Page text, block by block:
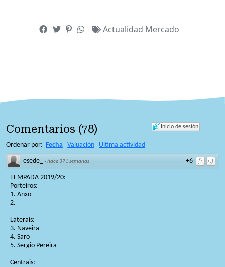
Actualidad Mercado
Inicio de sesión
Comentarios (78)
Ordenar por: Fecha Valuación Ultima actividad
+6
esede_ ·hace 371 semanas
TEMPADA 2019/20:
Porteiros:
1. Anxo
2.
Laterais:
3. Naveira
4. Saro
5. Sergio Pereira
Centrais: